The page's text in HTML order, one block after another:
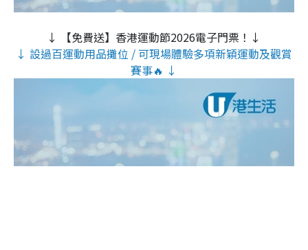
↓ 【免費送】香港運動節2026電子門票！↓
↓ 設過百運動用品攤位 / 可現場體驗多項新穎運動及觀賞
賽事🔥 ↓